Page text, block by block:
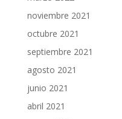
noviembre 2021
octubre 2021
septiembre 2021
agosto 2021
junio 2021
abril 2021